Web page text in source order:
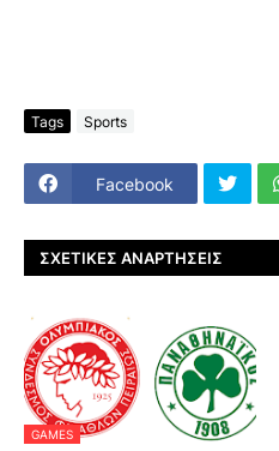
Tags Sports
Facebook
ΣΧΕΤΙΚΈΣ ΑΝΑΡΤΉΣΕΙΣ
GAMES